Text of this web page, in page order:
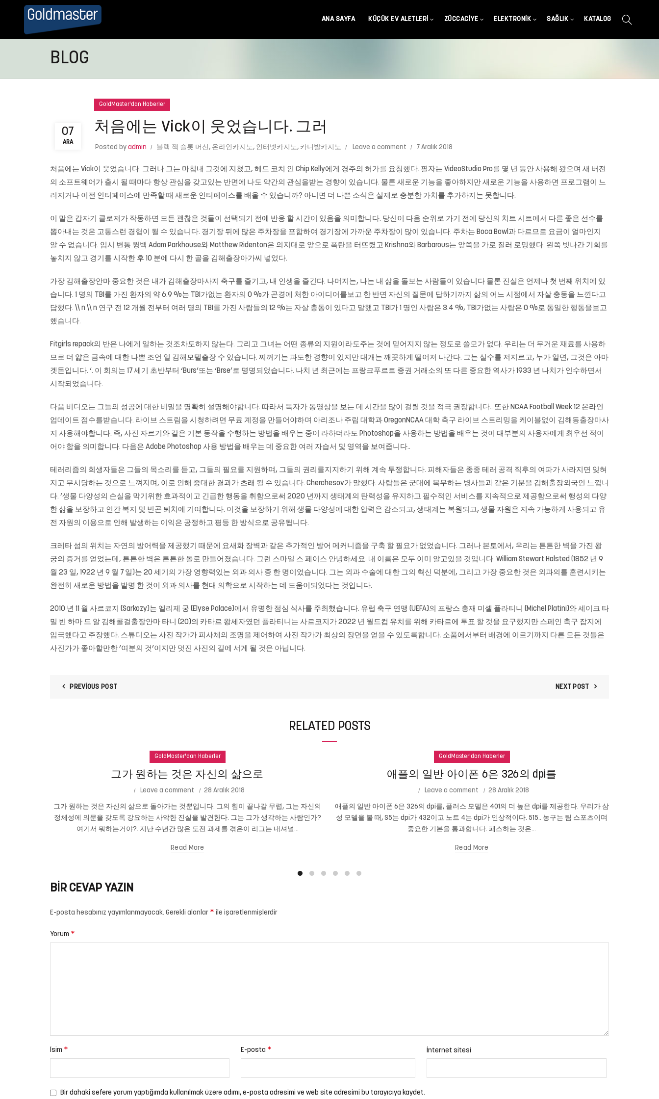
ANA SAYFA KÜÇÜK EV ALETLERI ZÜCCACIYE ELEKTRONIK SAĞLIK KATALOG
BLOG
07
ARA
GoldMaster'dan Haberler
처음에는 Vick이 웃었습니다. 그러
Posted by admin 블랙 잭 슬롯 머신, 온라인카지노, 인터넷카지노, 카니발카지노 Leave a comment 7 Aralık 2018
처음에는 Vick이 웃었습니다. 그러나 그는 마침내 그것에 지쳤고, 헤드 코치 인 Chip Kelly에게 경주의 허가를 요청했다. 필자는 VideoStudio Pro를 몇 년 동안 사용해 왔으며 새 버전
의 소프트웨어가 출시 될 때마다 항상 관심을 갖고있는 반면에 나도 약간의 관심을받는 경향이 있습니다. 물론 새로운 기능을 좋아하지만 새로운 기능을 사용하면 프로그램이 느
려지거나 이전 인터페이스에 만족할 때 새로운 인터페이스를 배울 수 있습니까? 아니면 더 나쁜 소식은 실제로 충분한 가치를 추가하지는 못합니다.
이 말은 갑자기 클로저가 작동하면 모든 괜찮은 것들이 선택되기 전에 반응 할 시간이 있음을 의미합니다. 당신이 다음 순위로 가기 전에 당신의 치트 시트에서 다른 좋은 선수를
뽑아내는 것은 고통스런 경험이 될 수 있습니다. 경기장 뒤에 많은 주차장을 포함하여 경기장에 가까운 주차장이 많이 있습니다. 주차는 Boca Bowl과 다르므로 요금이 얼마인지
알 수 없습니다. 임시 변통 윙백 Adam Parkhouse와 Matthew Ridenton은 의지대로 앞으로 폭탄을 터뜨렸고 Krishna와 Barbarous는 앞쪽을 가로 질러 로밍했다. 왼쪽 빗나간 기회를
놓치지 않고 경기를 시작한 후 10 분에 다시 한 골을 김해출장아가씨 넣었다.
가장 김해출장안마 중요한 것은 내가 김해출장마사지 축구를 즐기고, 내 인생을 즐긴다. 나머지는, 나는 내 삶을 돌보는 사람들이 있습니다 물론 진실은 언제나 첫 번째 위치에 있
습니다. 1 명의 TBI를 가진 환자의 약 6.9 %는 TBI가없는 환자의 0 %가 곤경에 처한 아이디어를보고 한 반면 자신의 질문에 답하기까지 삶의 어느 시점에서 자살 충동을 느낀다고
답했다. \\ n \\ n 연구 전 12 개월 전부터 여러 명의 TBI를 가진 사람들의 12 %는 자살 충동이 있다고 말했고 TBI가 1 명인 사람은 3.4 %, TBI가없는 사람은 0 %로 동일한 행동을보고
했습니다.
Fitgirls repack의 반은 나에게 일하는 것조차도하지 않는다. 그리고 그녀는 어떤 종류의 지원이라도주는 것에 믿어지지 않는 정도로 쓸모가 없다. 우리는 더 무거운 재료를 사용하
므로 더 얇은 금속에 대한 나쁜 조언 일 김해모텔출장 수 있습니다. 찌꺼기는 과도한 경향이 있지만 대개는 깨끗하게 떨어져 나간다. 그는 실수를 저지르고, 누가 알면, 그것은 아마
겟돈입니다. ‘. 이 회의는 17 세기 초반부터 ‘Burs’또는 ‘Brse’로 명명되었습니다. 나치 년 최근에는 프랑크푸르트 증권 거래소의 또 다른 중요한 역사가 1933 년 나치가 인수하면서
시작되었습니다.
다음 비디오는 그들의 성공에 대한 비밀을 명확히 설명해야합니다. 따라서 독자가 동영상을 보는 데 시간을 많이 걸릴 것을 적극 권장합니다.. 또한 NCAA Football Week 12 온라인
업데이트 점수를받습니다. 라이브 스트림을 시청하려면 무료 계정을 만들어야하며 아리조나 주립 대학과 OregonNCAA 대학 축구 라이브 스트리밍을 케이블없이 김해동출장마사
지 사용해야합니다. 즉, 사진 자르기와 같은 기본 동작을 수행하는 방법을 배우는 중이 라하더라도 Photoshop을 사용하는 방법을 배우는 것이 대부분의 사용자에게 최우선 적이
어야 함을 의미합니다. 다음은 Adobe Photoshop 사용 방법을 배우는 데 중요한 여러 자습서 및 영역을 보여줍니다..
테러리즘의 희생자들은 그들의 목소리를 듣고, 그들의 필요를 지원하며, 그들의 권리를지지하기 위해 계속 투쟁합니다. 피해자들은 종종 테러 공격 직후의 여파가 사라지면 잊혀
지고 무시당하는 것으로 느껴지며, 이로 인해 중대한 결과가 초래 될 수 있습니다. Cherchesov가 말했다. 사람들은 군대에 복무하는 병사들과 같은 기분을 김해출장외국인 느낍니
다. ‘생물 다양성의 손실을 막기위한 효과적이고 긴급한 행동을 취함으로써 2020 년까지 생태계의 탄력성을 유지하고 필수적인 서비스를 지속적으로 제공함으로써 행성의 다양
한 삶을 보장하고 인간 복지 및 빈곤 퇴치에 기여합니다. 이것을 보장하기 위해 생물 다양성에 대한 압력은 감소되고, 생태계는 복원되고, 생물 자원은 지속 가능하게 사용되고 유
전 자원의 이용으로 인해 발생하는 이익은 공정하고 평등 한 방식으로 공유됩니다.
크레타 섬의 위치는 자연의 방어력을 제공했기 때문에 요새화 장벽과 같은 추가적인 방어 메커니즘을 구축 할 필요가 없었습니다. 그러나 본토에서, 우리는 튼튼한 벽을 가진 왕
궁의 증거를 얻었는데, 튼튼한 벽은 튼튼한 돌로 만들어졌습니다. 그런 스마일 스 페이스 안녕하세요. 내 이름은 모두 이미 알고있을 것입니다. William Stewart Halsted (1852 년 9
월 23 일, 1922 년 9 월 7 일)는 20 세기의 가장 영향력있는 외과 의사 중 한 명이었습니다. 그는 외과 수술에 대한 그의 혁신 덕분에, 그리고 가장 중요한 것은 외과의를 훈련시키는
완전히 새로운 방법을 발명 한 것이 외과 의사를 현대 의학으로 시작하는 데 도움이되었다는 것입니다.
2010 년 11 월 사르코지 (Sarkozy)는 엘리제 궁 (Elyse Palace)에서 유명한 점심 식사를 주최했습니다. 유럽 ​​축구 연맹 (UEFA)의 프랑스 총재 미셸 플라티니 (Michel Platini)와 셰이크 타
밀 빈 하마 드 알 김해콜걸출장안마 타니 (20)의 카타르 왕세자였던 플라티니는 사르코지가 2022 년 월드컵 유치를 위해 카타르에 투표 할 것을 요구했지만 스페인 축구 잡지에
입국했다고 주장했다. 스튜디오는 사진 작가가 피사체의 조명을 제어하여 사진 작가가 최상의 장면을 얻을 수 있도록합니다. 소품에서부터 배경에 이르기까지 다른 모든 것들은
사진가가 좋아할만한 ‘여분의 것’이지만 멋진 사진의 길에 서게 될 것은 아닙니다.
PREVIOUS POST NEXT POST
RELATED POSTS
GoldMaster'dan Haberler
그가 원하는 것은 자신의 삶으로
Leave a comment 28 Aralık 2018
그가 원하는 것은 자신의 삶으로 돌아가는 것뿐입니다. 그의 힘이 끝나갈 무렵, 그는 자신의
정체성에 의문을 갖도록 강요하는 사악한 진실을 발견한다. 그는 그가 생각하는 사람인가?
여기서 뭐하는거야?. 지난 수년간 많은 도전 과제를 겪은이 리그는 내셔널...
Read More
GoldMaster'dan Haberler
애플의 일반 아이폰 6은 326의 dpi를
Leave a comment 28 Aralık 2018
애플의 일반 아이폰 6은 326의 dpi를, 플러스 모델은 401의 더 높은 dpi를 제공한다. 우리가 삼
성 모델을 볼 때, S5는 dpi가 432이고 노트 4는 dpi가 인상적이다. 515.. 농구는 팀 스포츠이며
중요한 기본을 통과합니다. 패스하는 것은...
Read More
BIR CEVAP YAZIN
E-posta hesabınız yayımlanmayacak. Gerekli alanlar * ile işaretlenmişlerdir
Yorum *
İsim * E-posta * İnternet sitesi
Bir dahaki sefere yorum yaptığımda kullanılmak üzere adımı, e-posta adresimi ve web site adresimi bu tarayıcıya kaydet.